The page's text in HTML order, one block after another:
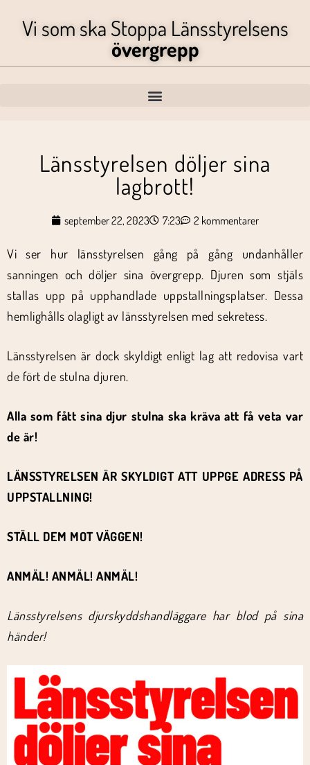
Vi som ska Stoppa Länsstyrelsens
övergrepp
Länsstyrelsen döljer sina
lagbrott!
september 22, 2023 7:23 2 kommentarer
Vi ser hur länsstyrelsen gång på gång undanhåller
sanningen och döljer sina övergrepp. Djuren som stjäls
stallas upp på upphandlade uppstallningsplatser. Dessa
hemlighålls olagligt av länsstyrelsen med sekretess.
Länsstyrelsen är dock skyldigt enligt lag att redovisa vart
de fört de stulna djuren.
Alla som fått sina djur stulna ska kräva att få veta var
de är!
LÄNSSTYRELSEN ÄR SKYLDIGT ATT UPPGE ADRESS PÅ
UPPSTALLNING!
STÄLL DEM MOT VÄGGEN!
ANMÄL! ANMÄL! ANMÄL!
Länsstyrelsens djurskyddshandläggare har blod på sina
händer!